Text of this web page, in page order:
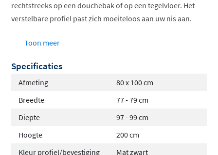
rechtstreeks op een douchebak of op een tegelvloer. Het
verstelbare profiel past zich moeiteloos aan uw nis aan.
Montage links of rechts, volledig naar uw voorkeur
gebruiksgemak
6mm dik veiligheidsglas voor extra veiligheid
Robuust en veilig veiligheidsglas
Het6mm dikke heldere veiligheidsglasis sterker en
Toon meer
Specificaties
Afmeting
80 x 100 cm
Breedte
77 - 79 cm
Diepte
97 - 99 cm
Hoogte
200 cm
Kleur profiel/bevestiging
Mat zwart